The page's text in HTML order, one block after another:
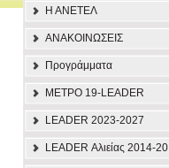
Η ΑΝΕΤΕΛ
ΑΝΑΚΟΙΝΩΣΕΙΣ
Προγράμματα
ΜΕΤΡΟ 19-LEADER
LEADER 2023-2027
LEADER Αλιείας 2014-20